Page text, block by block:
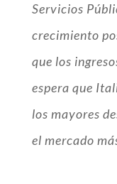
Servicios
crecimiento
que los
espera que
los mayores
el mercado